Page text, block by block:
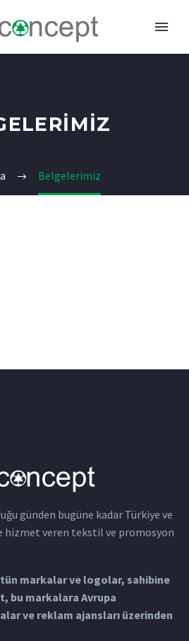
Belgelerimiz
günden bugüne kadar Türkiye ve
hizmet veren tekstil ve promosyon
markalar ve logolar, sahibine
bu markalara Avrupa
ve reklam ajansları üzerinden